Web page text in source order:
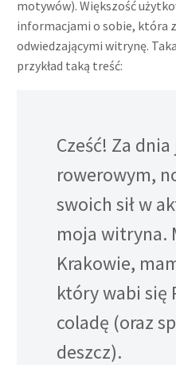
motywów). Większość
informacjami o sobie, która
odwiedzającymi witrynę.
przykład taką treść:
Cześć! Za
rowerowym,
swoich sił w
moja witryna.
Krakowie,
który wabi się
coladę (oraz
deszcz).